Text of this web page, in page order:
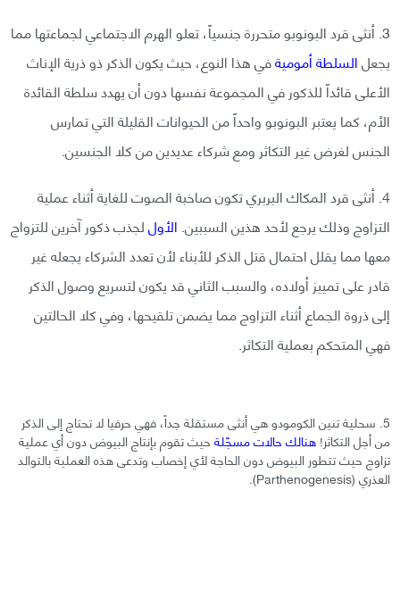
3. أنثى قرد البونوبو متحررة جنسياً، تعلو الهرم الاجتماعي لجماعتها مما
يجعلالسلطة أموميةفي هذا النوع، حيث يكون الذكر ذو ذرية الإناث
الأعلى قائداً للذكور في المجموعة نفسها دون أن يهدد سلطة القائدة
الأم، كما يعتبر البونوبو واحداً من الحيوانات القليلة التي تمارس
الجنس لغرض غير التكاثر ومع شركاء عديدين من كلا الجنسين.
4. أنثى قرد المكاك البربري تكون صاخبة الصوت للغاية أثناء عملية
التزاوج وذلك يرجع لأحد هذين السببين. الأوللجذب ذكور آخرين للتزواج
معها مما يقلل احتمال قتل الذكر للأبناء لأن تعدد الشركاء يجعله غير
قادر على تمييز أولاده، والسبب الثاني قد يكون لتسريع وصول الذكر
إلى ذروة الجماع أثناء التزاوج مما يضمن تلقيحها، وفي كلا الحالتين
فهي المتحكم بعملية التكاثر.
5. سحلية تنين الكومودو هي أنثى مستقلة جداً، فهي حرفيا لا تحتاج إلى الذكر
من أجل التكاثر!هنالك حالات مسجّلة حيث تقوم بإنتاج البيوض دون أي عملية
تزاوج حيث تتطور البيوض دون الحاجة لأي إخصاب وتدعى هذه العملية بالتوالد
العذري (Parthenogenesis).